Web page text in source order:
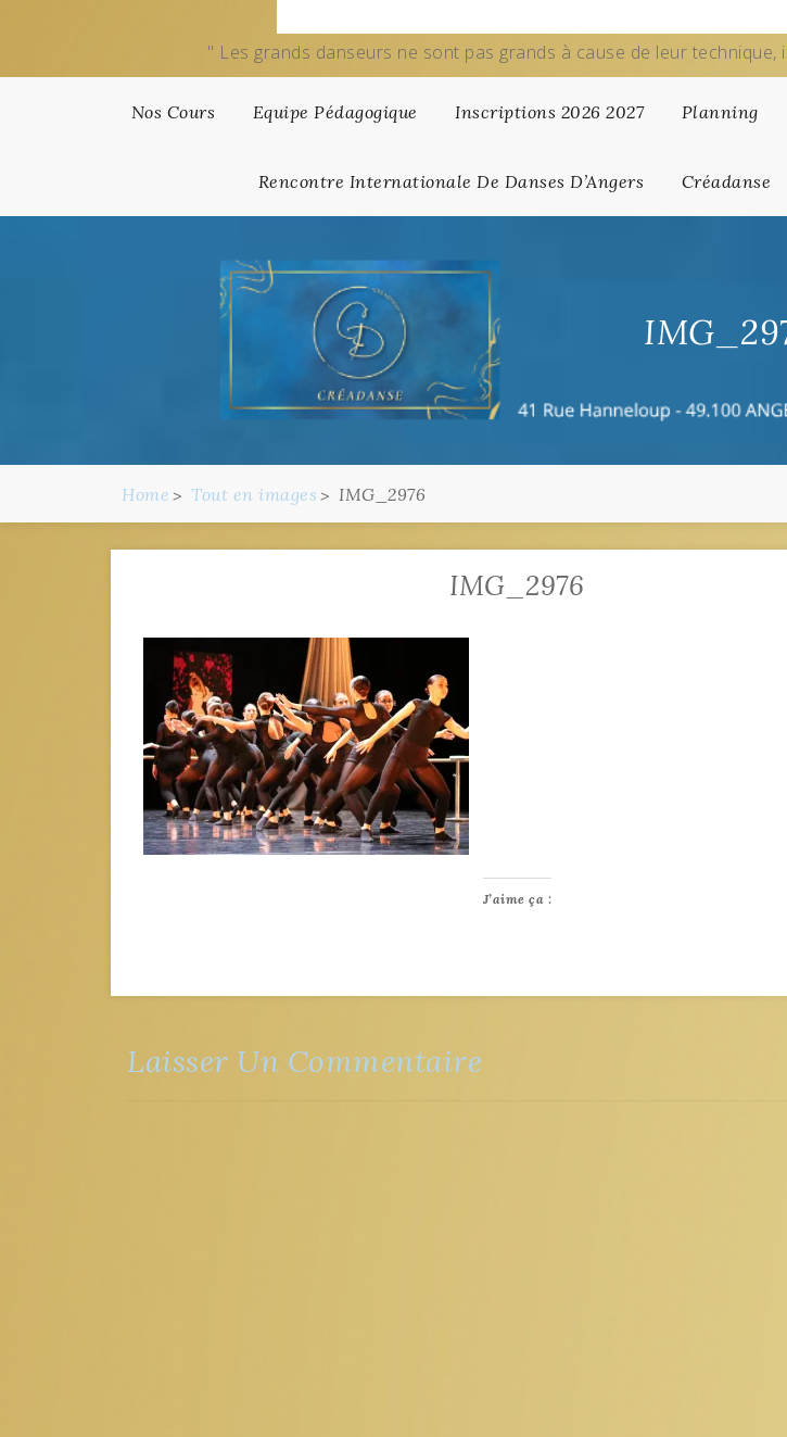
" Les grands danseurs ne sont pas grands à cause de leur
Nos Cours Equipe Pédagogique Inscriptions 2026 2027 Planning
Rencontre Internationale De Danses D’Angers Créadanse
Home Tout en images IMG_2976
IMG_2976
J’aime ça :
Laisser Un Commentaire